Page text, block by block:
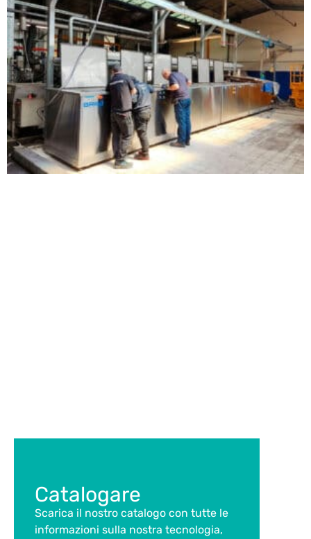
Catalogare
Scarica il nostro catalogo con tutte le
informazioni sulla nostra tecnologia,